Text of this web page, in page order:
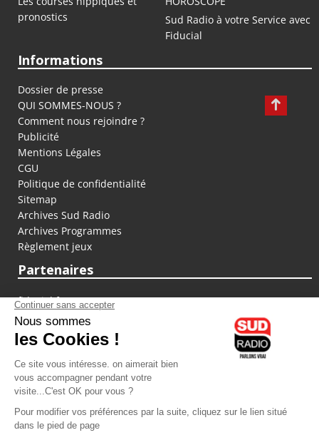
pronostics
Sud Radio à votre Service avec
Fiducial
Informations
Dossier de presse
QUI SOMMES-NOUS ?
Comment nous rejoindre ?
Publicité
Mentions Légales
CGU
Politique de confidentialité
Sitemap
Archives Sud Radio
Archives Programmes
Règlement jeux
Partenaires
fiducial.fr
lyoncapitale.fr
olympique-et-lyonnais.com
L'application Iphone / Android
Téléchargez l'application